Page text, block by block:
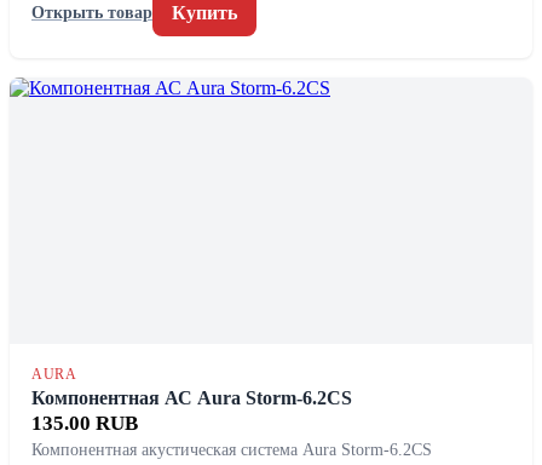
Открыть товар
Купить
AURA
Компонентная АС Aura Storm-6.2CS
135.00 RUB
Компонентная акустическая система Aura Storm-6.2CS